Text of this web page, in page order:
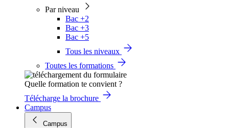
Par niveau
Bac +2
Bac +3
Bac +5
Tous les niveaux
Toutes les formations
Quelle formation te convient ?
Télécharge la brochure
Campus
Campus